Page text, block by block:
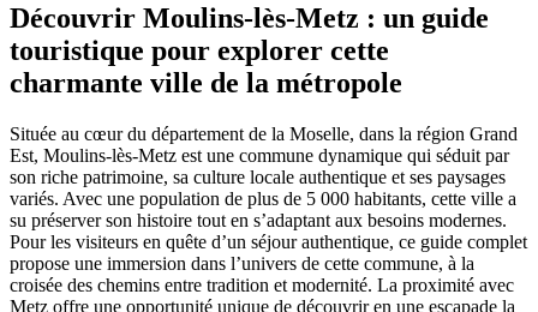
Découvrir Moulins-lès-Metz : un guide
touristique pour explorer cette
charmante ville de la métropole
Située au cœur du département de la Moselle, dans la région Grand
Est, Moulins-lès-Metz est une commune dynamique qui séduit par
son riche patrimoine, sa culture locale authentique et ses paysages
variés. Avec une population de plus de 5 000 habitants, cette ville a
su préserver son histoire tout en s’adaptant aux besoins modernes.
Pour les visiteurs en quête d’un séjour authentique, ce guide complet
propose une immersion dans l’univers de cette commune, à la
croisée des chemins entre tradition et modernité. La proximité avec
Metz offre une opportunité unique de découvrir en une escapade la